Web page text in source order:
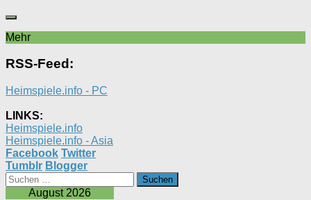
Mehr
RSS-Feed:
Heimspiele.info - PC
LINKS:
Heimspiele.info
Heimspiele.info - Asia
Facebook Twitter
Tumblr Blogger
Suchen
nach:August 2026